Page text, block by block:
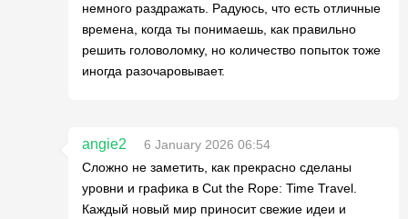
немного раздражать. Радуюсь, что есть отличные
времена, когда ты понимаешь, как правильно
решить головоломку, но количество попыток тоже
иногда разочаровывает.
angie2
6 January 2026 06:54
Сложно не заметить, как прекрасно сделаны
уровни и графика в Cut the Rope: Time Travel.
Каждый новый мир приносит свежие идеи и